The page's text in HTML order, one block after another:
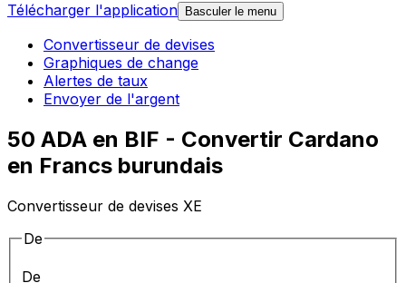
Télécharger l'application
Basculer le menu
Convertisseur de devises
Graphiques de change
Alertes de taux
Envoyer de l'argent
50 ADA en BIF - Convertir Cardano
en Francs burundais
Convertisseur de devises XE
De
De